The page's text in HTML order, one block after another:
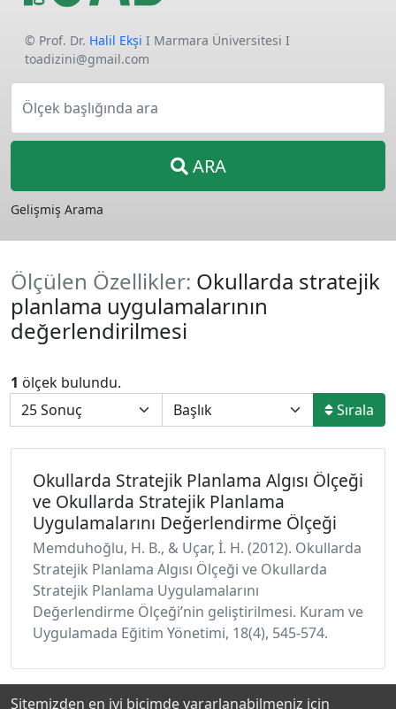
© Prof. Dr. Halil Ekşi I Marmara Üniversitesi I
toadizini@gmail.com
Ölçek başlığında ara
ARA
Gelişmiş Arama
Ölçülen Özellikler: Okullarda stratejik
planlama uygulamalarının
değerlendirilmesi
1 ölçek bulundu.
Sırala
Okullarda Stratejik Planlama Algısı Ölçeği
ve Okullarda Stratejik Planlama
Uygulamalarını Değerlendirme Ölçeği
Memduhoğlu, H. B., & Uçar, İ. H. (2012). Okullarda
Stratejik Planlama Algısı Ölçeği ve Okullarda
Stratejik Planlama Uygulamalarını
Değerlendirme Ölçeği’nin geliştirilmesi. Kuram ve
Uygulamada Eğitim Yönetimi, 18(4), 545-574.
Sitemizden en iyi biçimde yararlanabilmeniz için